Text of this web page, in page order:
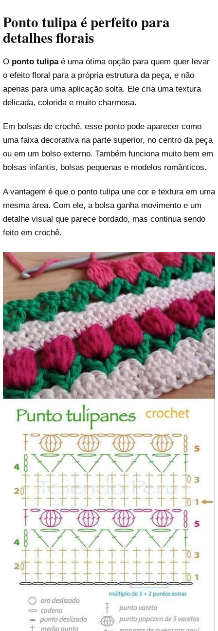
Ponto tulipa é perfeito para
detalhes florais
O ponto tulipaé uma ótima opção para quem quer levar
o efeito floral para a própria estrutura da peça, e não
apenas para uma aplicação solta. Ele cria uma textura
delicada, colorida e muito charmosa.
Em bolsas de crochê, esse ponto pode aparecer como
uma faixa decorativa na parte superior, no centro da peça
ou em um bolso externo. Também funciona muito bem em
bolsas infantis, bolsas pequenas e modelos românticos.
A vantagem é que o ponto tulipa une cor e textura em uma
mesma área. Com ele, a bolsa ganha movimento e um
detalhe visual que parece bordado, mas continua sendo
feito em crochê.